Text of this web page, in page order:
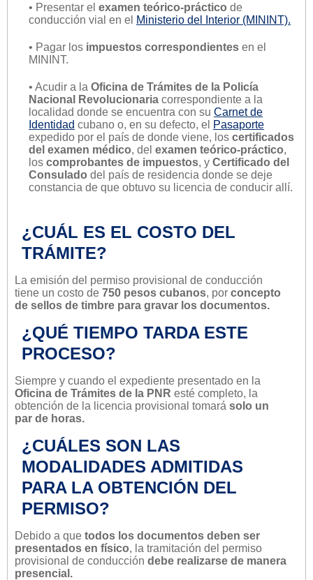
• Presentar el examen teórico-práctico de
conducción vial en el Ministerio del Interior (MININT).
• Pagar los impuestos correspondientes en el
MININT.
• Acudir a la Oficina de Trámites de la Policía
Nacional Revolucionaria correspondiente a la
localidad donde se encuentra con su Carnet de
Identidad cubano o, en su defecto, el Pasaporte
expedido por el país de donde viene, los certificados
del examen médico, del examen teórico-práctico,
los comprobantes de impuestos, y Certificado del
Consulado del país de residencia donde se deje
constancia de que obtuvo su licencia de conducir allí.
¿CUÁL ES EL COSTO DEL
TRÁMITE?
La emisión del permiso provisional de conducción
tiene un costo de 750 pesos cubanos, por concepto
de sellos de timbre para gravar los documentos.
¿QUÉ TIEMPO TARDA ESTE
PROCESO?
Siempre y cuando el expediente presentado en la
Oficina de Trámites de la PNR esté completo, la
obtención de la licencia provisional tomará solo un
par de horas.
¿CUÁLES SON LAS
MODALIDADES ADMITIDAS
PARA LA OBTENCIÓN DEL
PERMISO?
Debido a que todos los documentos deben ser
presentados en físico, la tramitación del permiso
provisional de conducción debe realizarse de manera
presencial.